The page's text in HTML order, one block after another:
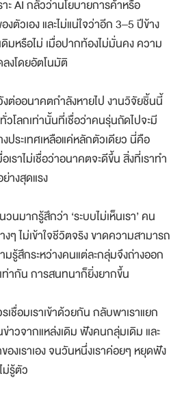
ที่สุด นั่นคือความไม่มั่นคงในชีวิต คน
AI กลัวว่านโยบายการค้าหรือ
ตัวเอง และไม่แน่ใจว่าอีก 3–5 ปีข้าง
มหรือไม่ เมื่อปากท้องไม่มั่นคง ความ
ต่ออนาคตกำลังหายไป งานวิจัยชิ้นนี้
ลกเท่านั้นที่เชื่อว่าคนรุ่นถัดไปจะมี
ประเทศเหลือแค่หลักตัวเดียว นี่คือ
าไม่เชื่อว่าอนาคตจะดีขึ้น สิ่งที่เราทำ
มากรู้สึกว่า ‘ระบบไม่เห็นเรา’ คน
ไม่เข้าใจชีวิตจริง ขาดความสามารถ
รู้สึกระหว่างคนแต่ละกลุ่มจึงถ่างออก
ชื่อมเราเข้าด้วยกัน กลับพาเราแยก
าวจากแหล่งเดิม ฟังคนกลุ่มเดิม และ
เราเอง จนวันหนึ่งเราค่อยๆ หยุดฟัง